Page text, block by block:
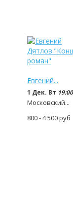
Евгений...
1 Дек. Вт 19:00
Московский...
800 - 4 500руб